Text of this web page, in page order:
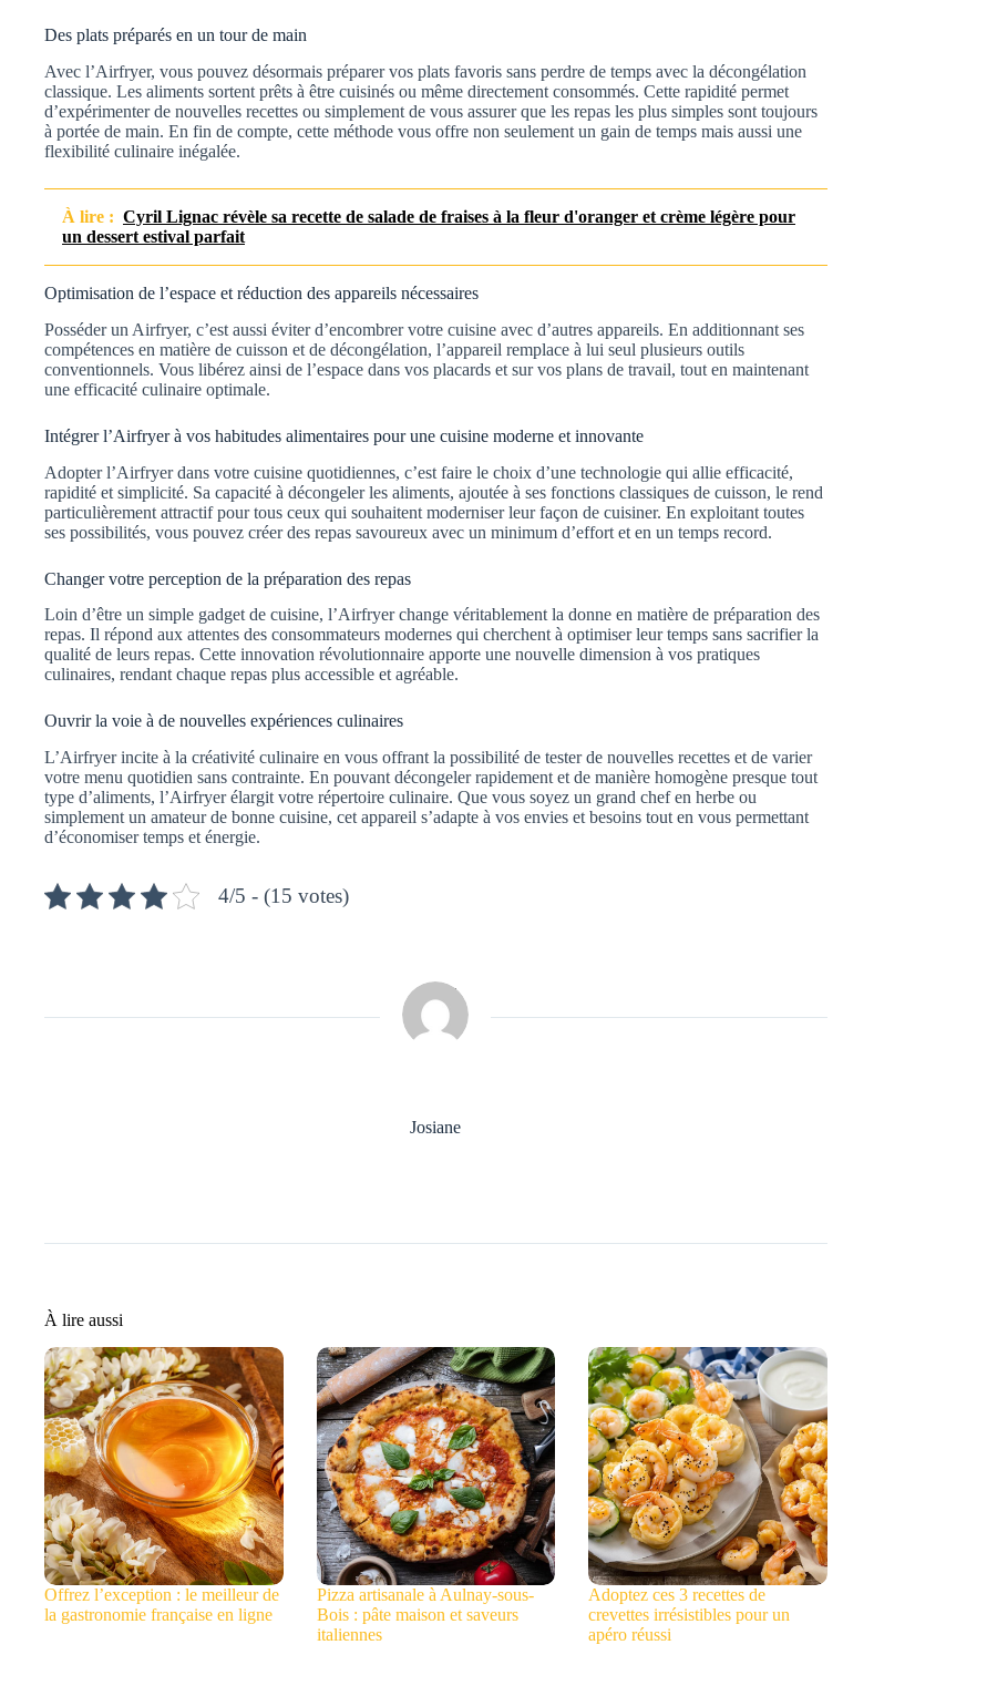
Des plats préparés en un tour de main
Avec l’Airfryer, vous pouvez désormais préparer vos plats favoris sans perdre de temps avec la décongélation
classique. Les aliments sortent prêts à être cuisinés ou même directement consommés. Cette rapidité permet
d’expérimenter de nouvelles recettes ou simplement de vous assurer que les repas les plus simples sont toujours
à portée de main. En fin de compte, cette méthode vous offre non seulement un gain de temps mais aussi une
flexibilité culinaire inégalée.
À lire : Cyril Lignac révèle sa recette de salade de fraises à la fleur d'oranger et crème légère pour
un dessert estival parfait
Optimisation de l’espace et réduction des appareils nécessaires
Posséder un Airfryer, c’est aussi éviter d’encombrer votre cuisine avec d’autres appareils. En additionnant ses
compétences en matière de cuisson et de décongélation, l’appareil remplace à lui seul plusieurs outils
conventionnels. Vous libérez ainsi de l’espace dans vos placards et sur vos plans de travail, tout en maintenant
une efficacité culinaire optimale.
Intégrer l’Airfryer à vos habitudes alimentaires pour une cuisine moderne et innovante
Adopter l’Airfryer dans votre cuisine quotidiennes, c’est faire le choix d’une technologie qui allie efficacité,
rapidité et simplicité. Sa capacité à décongeler les aliments, ajoutée à ses fonctions classiques de cuisson, le rend
particulièrement attractif pour tous ceux qui souhaitent moderniser leur façon de cuisiner. En exploitant toutes
ses possibilités, vous pouvez créer des repas savoureux avec un minimum d’effort et en un temps record.
Changer votre perception de la préparation des repas
Loin d’être un simple gadget de cuisine, l’Airfryer change véritablement la donne en matière de préparation des
repas. Il répond aux attentes des consommateurs modernes qui cherchent à optimiser leur temps sans sacrifier la
qualité de leurs repas. Cette innovation révolutionnaire apporte une nouvelle dimension à vos pratiques
culinaires, rendant chaque repas plus accessible et agréable.
Ouvrir la voie à de nouvelles expériences culinaires
L’Airfryer incite à la créativité culinaire en vous offrant la possibilité de tester de nouvelles recettes et de varier
votre menu quotidien sans contrainte. En pouvant décongeler rapidement et de manière homogène presque tout
type d’aliments, l’Airfryer élargit votre répertoire culinaire. Que vous soyez un grand chef en herbe ou
simplement un amateur de bonne cuisine, cet appareil s’adapte à vos envies et besoins tout en vous permettant
d’économiser temps et énergie.
4/5 - (15 votes)
Josiane
À lire aussi
Offrez l’exception : le meilleur de
la gastronomie française en ligne
Pizza artisanale à Aulnay-sous-
Bois : pâte maison et saveurs
italiennes
Adoptez ces 3 recettes de
crevettes irrésistibles pour un
apéro réussi